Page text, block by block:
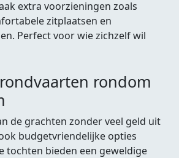
extra voorzieningen zoals
zitplaatsen en
Perfect voor wie zichzelf wil
rondom
de grachten zonder veel geld uit
budgetvriendelijke opties
tochten bieden een geweldige